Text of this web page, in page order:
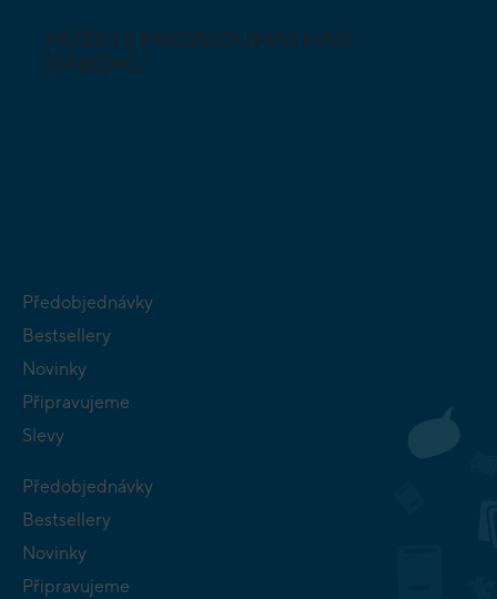
MŮŽETE PROZKOUMAT NAŠI
NABÍDKU
Předobjednávky
Bestsellery
Novinky
Připravujeme
Slevy
Předobjednávky
Bestsellery
Novinky
Připravujeme